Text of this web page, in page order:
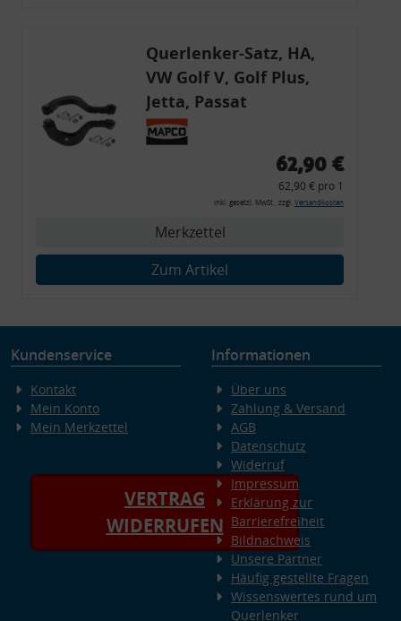
Querlenker-Satz, HA,
VW Golf V, Golf Plus,
Jetta, Passat
62,90 €
62,90 € pro 1
inkl. gesetzl. MwSt., zzgl. Versandkosten
Merkzettel
Zum Artikel
Kundenservice
Kontakt
Mein Konto
Mein Merkzettel
VERTRAG
WIDERRUFEN
Informationen
Über uns
Zahlung & Versand
AGB
Datenschutz
Widerruf
Impressum
Erklärung zur
Barrierefreiheit
Bildnachweis
Unsere Partner
Häufig gestellte Fragen
Wissenswertes rund um
Querlenker